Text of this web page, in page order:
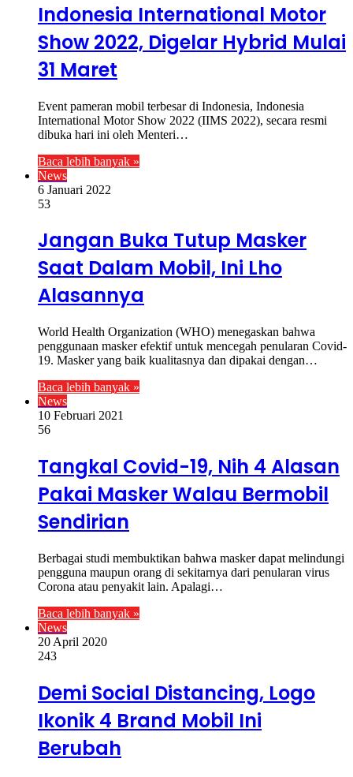
Indonesia International Motor
Show 2022, Digelar Hybrid Mulai
31 Maret
Event pameran mobil terbesar di Indonesia, Indonesia
International Motor Show 2022 (IIMS 2022), secara resmi
dibuka hari ini oleh Menteri…
Baca lebih banyak »
News
6 Januari 2022
53
Jangan Buka Tutup Masker
Saat Dalam Mobil, Ini Lho
Alasannya
World Health Organization (WHO) menegaskan bahwa
penggunaan masker efektif untuk mencegah penularan Covid-
19. Masker yang baik kualitasnya dan dipakai dengan…
Baca lebih banyak »
News
10 Februari 2021
56
Tangkal Covid-19, Nih 4 Alasan
Pakai Masker Walau Bermobil
Sendirian
Berbagai studi membuktikan bahwa masker dapat melindungi
pengguna maupun orang di sekitarnya dari penularan virus
Corona atau penyakit lain. Apalagi…
Baca lebih banyak »
News
20 April 2020
243
Demi Social Distancing, Logo
Ikonik 4 Brand Mobil Ini
Berubah